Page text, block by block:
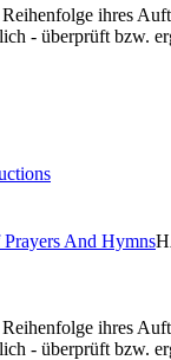
Reihenfolge ihres
- überprüft bzw.
And Hymns
Reihenfolge ihres
- überprüft bzw.